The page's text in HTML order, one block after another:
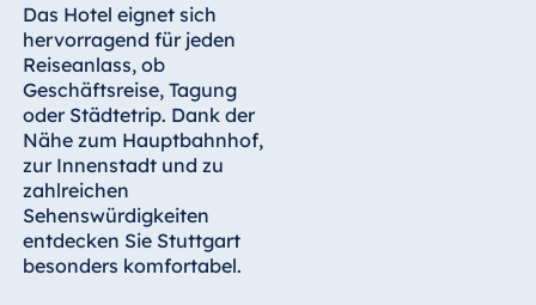
Seehotel
Timmendorfer
Strand
TitiseeHotel
Titisee-Neustadt
Strandhotel
Travemünde
Hotel Ulm
Star-Apart Hansa
Das Hotel eignet sich
hervorragend für jeden
Reiseanlass, ob
Geschäftsreise, Tagung
oder Städtetrip. Dank der
Nähe zum Hauptbahnhof,
zur Innenstadt und zu
zahlreichen
Sehenswürdigkeiten
entdecken Sie Stuttgart
besonders komfortabel.